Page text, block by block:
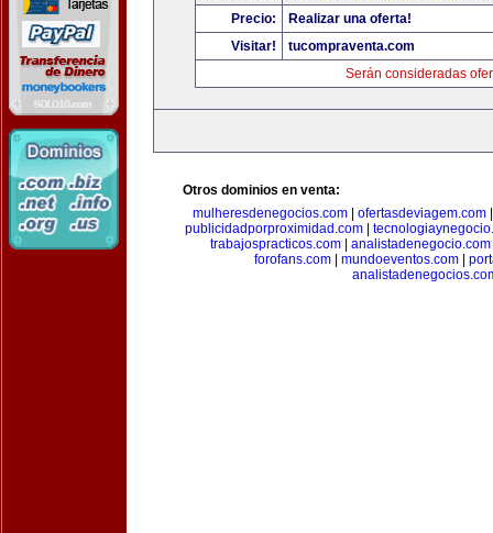
Precio:
Realizar una oferta!
Visitar!
tucompraventa.com
Serán consideradas
Otros dominios en venta:
mulheresdenegocios.com
ofertasdeviagem.com
publicidadporproximidad.com|
trabajospracticos.com| analistadenegocio.com
forofans.com
mundoeventos.com